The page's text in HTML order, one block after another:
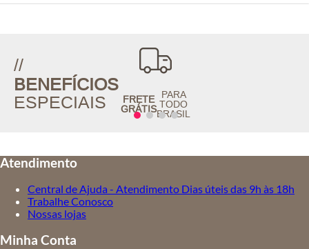
//
BENEFÍCIOS
ESPECIAIS
FRETE
GRÁTIS
PARA
TODO
BRASIL
Atendimento
Central de Ajuda - Atendimento Dias úteis das 9h às 18h
Trabalhe Conosco
Nossas lojas
Minha Conta